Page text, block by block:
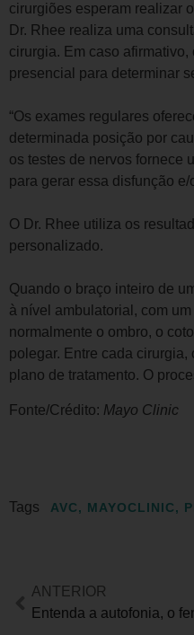
cirurgiões esperam realizar
Dr. Rhee realiza uma
cirurgia. Em caso
presencial para determinar
“Os exames regulares
determinada posição por
os testes de nervos fornece
para gerar essa disfunção
O Dr. Rhee utiliza os
personalizado.
Quando o braço inteiro de
à nível ambulatorial, com
normalmente o ombro, o
polegar. Entre cada
plano de tratamento. O
Fonte/Crédito: Mayo Clinic
Tags AVC, MAYOCLINIC,
ANTERIOR